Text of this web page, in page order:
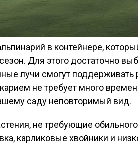
в контейнере,
Для этого достаточно
лучи смогут поддерживать
не требует много
саду неповторимый вид.
не требующие
карликовые хвойники и